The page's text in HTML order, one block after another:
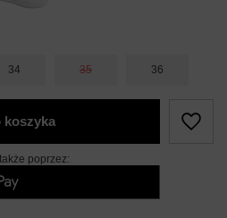
34 35 36
koszyka
poprzez: